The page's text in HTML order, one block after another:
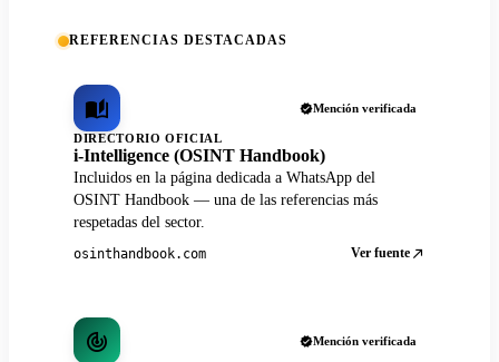
REFERENCIAS DESTACADAS
Mención verificada
DIRECTORIO OFICIAL
i-Intelligence (OSINT Handbook)
Incluidos en la página dedicada a WhatsApp del
OSINT Handbook — una de las referencias más
respetadas del sector.
osinthandbook.com Ver fuente
Mención verificada